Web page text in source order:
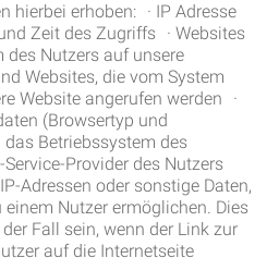
hierbei erhoben: · IP Adresse
Zeit des Zugriffs · Websites
des Nutzers auf unsere
Websites, die vom System
Website angerufen werden ·
(Browsertyp und
Betriebssystem des
Service-Provider des Nutzers
Adressen oder sonstige Daten,
Nutzer ermöglichen. Dies
Fall sein, wenn der Link zur
auf die Internetseite